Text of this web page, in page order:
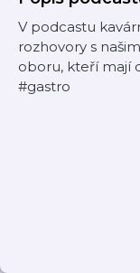
V podcastu
rozhovory s
oboru, kteří mají
#gastro